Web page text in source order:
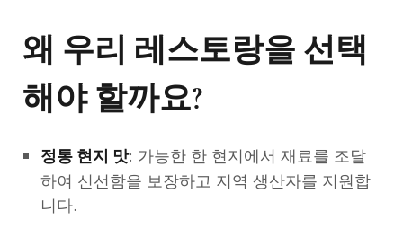
왜 우리 레스토랑을 선택
해야 할까요?
정통 현지 맛: 가능한 한 현지에서 재료를 조달
하여 신선함을 보장하고 지역 생산자를 지원합
니다.